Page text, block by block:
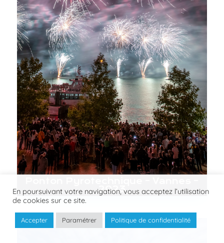
2023
En poursuivant votre navigation, vous acceptez l’utilisation
de cookies sur ce site.
Accepter Paramétrer Politique de confidentialité